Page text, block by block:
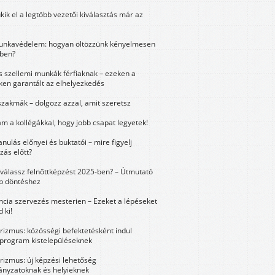
el a legtöbb vezetői kiválasztás már az
hogyan öltözzünk kényelmesen
szellemi munkák férfiaknak – ezeken a
garantált az elhelyezkedés
– dolgozz azzal, amit szeretsz
a kollégákkal, hogy jobb csapat legyetek!
előnyei és buktatói – mire figyelj
előtt?
felnőttképzést 2025-ben? – Útmutató
döntéshez
szervezés mesterien – Ezeket a lépéseket
ki!
közösségi befektetésként indul
kistelepüléseknek
új képzési lehetőség
és helyieknek